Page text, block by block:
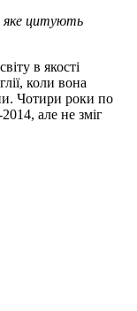
яке цитують
в якості
коли вона
Чотири роки по
але не зміг